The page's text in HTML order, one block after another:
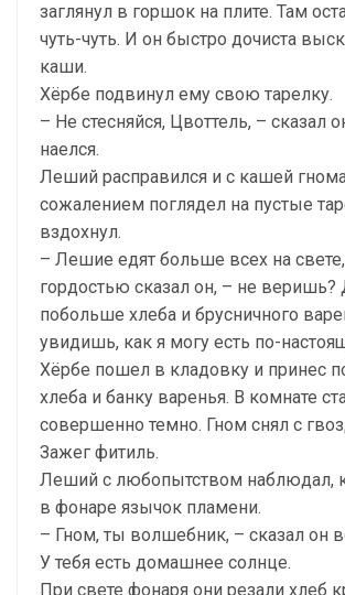
заглянул в горшок на плите. Там
чуть-чуть. И он быстро дочиста
каши.
Хёрбе подвинул ему свою тарелку.
– Не стесняйся, Цвоттель, – сказал
наелся.
Леший расправился и с кашей
сожалением поглядел на пустые
вздохнул.
– Лешие едят больше всех на
гордостью сказал он, – не веришь?
побольше хлеба и брусничного
увидишь, как я могу есть по-
Хёрбе пошел в кладовку и принес
хлеба и банку варенья. В комнате
совершенно темно. Гном снял с
Зажег фитиль.
Леший с любопытством наблюдал,
в фонаре язычок пламени.
– Гном, ты волшебник, – сказал он
У тебя есть домашнее солнце.
При свете фонаря они резали хлеб